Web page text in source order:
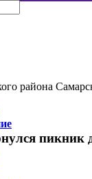
района
пикник